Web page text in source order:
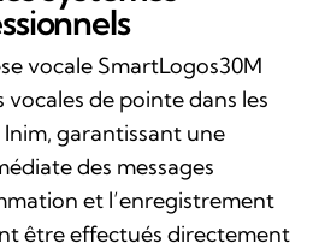
vocale SmartLogos30M
de pointe dans les
garantissant une
des messages
et l’enregistrement
être effectués directement